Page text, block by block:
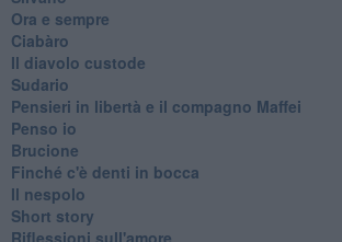
Ora e sempre
Ciabàro
Il diavolo custode
Sudario
Pensieri in libertà e il compagno Maffei
Penso io
Brucione
Finché c'è denti in bocca
Il nespolo
Short story
Riflessioni sull'amore